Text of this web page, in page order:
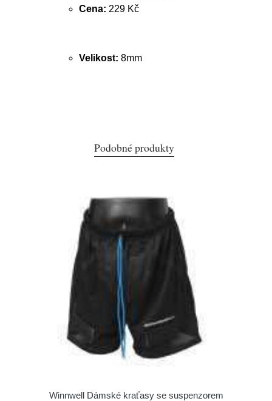
Cena: 229 Kč
Velikost: 8mm
Podobné produkty
Winnwell Dámské kraťasy se suspenzorem